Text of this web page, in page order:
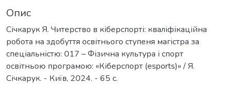
Опис
Січкарук Я. Читерство в кіберспорті: кваліфікаційна
робота на здобуття освітнього ступеня магістра за
спеціальністю: 017 – Фізична культура і спорт
освітньою програмою: «Кіберспорт (esports)» / Я.
Січкарук. - Київ, 2024. - 65 с.